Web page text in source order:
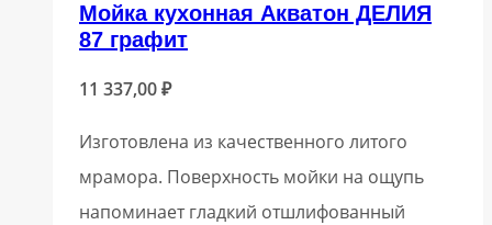
Мойка кухонная Акватон ДЕЛИЯ
87 графит
11 337,00₽
Изготовлена из качественного литого
мрамора. Поверхность мойки на ощупь
напоминает гладкий отшлифованный